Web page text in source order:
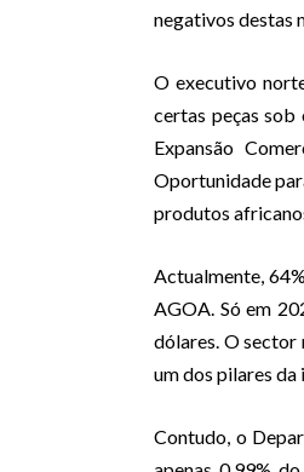
negativos destas
O executivo
certas peças sob
Expansão
Oportunidade
produtos
Actualmente,
AGOA. Só em
dólares. O sector
um dos pilares
Contudo, o